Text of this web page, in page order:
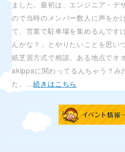
ました。最初は、エンジニア・デ
ので当時のメンバー数人に声をか
て、営業で駐車場を集めるんです
んかな？」とやりたいことを思い
紙芝居方式で相談。ある地点でオ
akippaに関わってるんちゃう？み
た。…続きはこちら